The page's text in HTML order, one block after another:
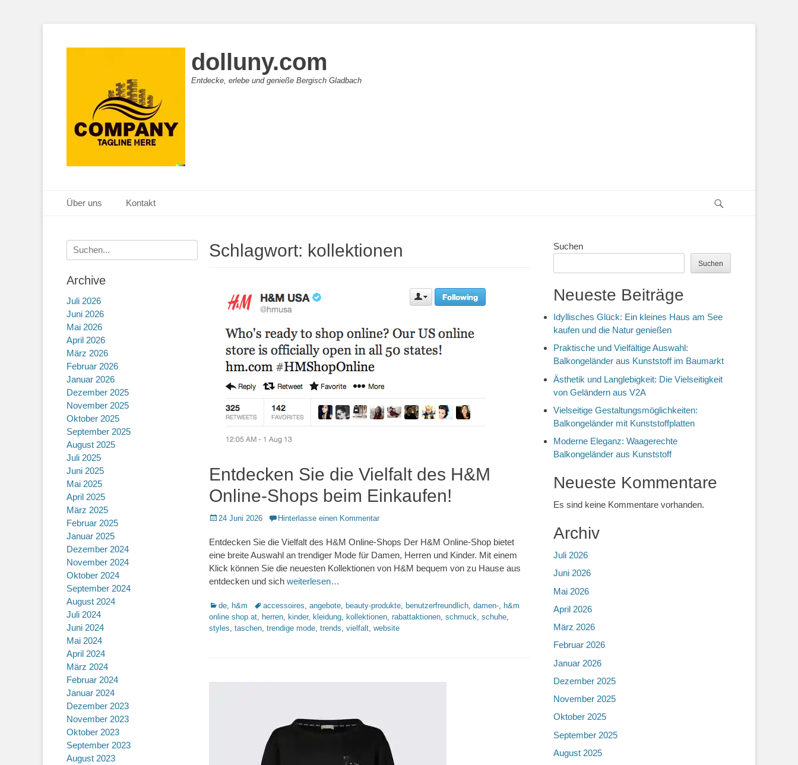
dolluny.com
Entdecke, erlebe und genieße Bergisch Gladbach
Primäres Menü
Zum
Inhalt
Über uns Kontakt
Schlagwort: kollektionen
Entdecken Sie die Vielfalt des H&M
Online-Shops beim Einkaufen!
Posted
24 Juni 2026 Hinterlasse einen Kommentar
Entdecken Sie die Vielfalt des H&M Online-Shops Der H&M Online-Shop bietet
eine breite Auswahl an trendiger Mode für Damen, Herren und Kinder. Mit einem
Klick können Sie die neuesten Kollektionen von H&M bequem von zu Hause aus
entdecken und sich weiterlesen…
Kategorien
de, h&m Schlagworte
accessoires, angebote, beauty-produkte, benutzerfreundlich, damen-, h&m
online shop at, herren, kinder, kleidung, kollektionen, rabattaktionen, schmuck, schuhe,
styles, taschen, trendige mode, trends, vielfalt, website
Suchen
Suchen
Neueste Beiträge
Idyllisches Glück: Ein kleines Haus am See
kaufen und die Natur genießen
Praktische und Vielfältige Auswahl:
Balkongeländer aus Kunststoff im Baumarkt
Ästhetik und Langlebigkeit: Die Vielseitigkeit
von Geländern aus V2A
Vielseitige Gestaltungsmöglichkeiten:
Balkongeländer mit Kunststoffplatten
Moderne Eleganz: Waagerechte
Balkongeländer aus Kunststoff
Neueste Kommentare
Es sind keine Kommentare vorhanden.
Archiv
Juli 2026
Juni 2026
Mai 2026
April 2026
März 2026
Februar 2026
Januar 2026
Dezember 2025
November 2025
Oktober 2025
September 2025
August 2025
Suche
nach:
Archive
Juli 2026
Juni 2026
Mai 2026
April 2026
März 2026
Februar 2026
Januar 2026
Dezember 2025
November 2025
Oktober 2025
September 2025
August 2025
Juli 2025
Juni 2025
Mai 2025
April 2025
März 2025
Februar 2025
Januar 2025
Dezember 2024
November 2024
Oktober 2024
September 2024
August 2024
Juli 2024
Juni 2024
Mai 2024
April 2024
März 2024
Februar 2024
Januar 2024
Dezember 2023
November 2023
Oktober 2023
September 2023
August 2023